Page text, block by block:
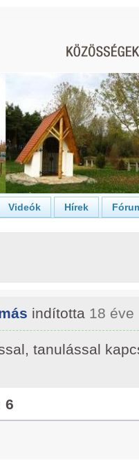
Videók Hírek
indította 18 éve
tanulással
6